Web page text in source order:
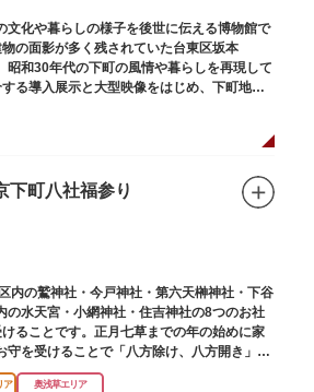
文化や暮らしの様子を後世に伝える博物館で
の面影が多く残されていた台東区坂本
昭和30年代の下町の風情や暮らしを再現して
る導入展示と大型映像をはじめ、下町地域
きる資料を展示しています。また3階には
し、調べることができるしたまち情報コー
下町八社福参り
内の鷲神社・今戸神社・第六天榊神社・下谷
の水天宮・小網神社・住吉神社の8つのお社
ることです。正月七草までの年の始めに家
守を受けることで「八方除け、八方開き」に
ア 奥浅草エリア